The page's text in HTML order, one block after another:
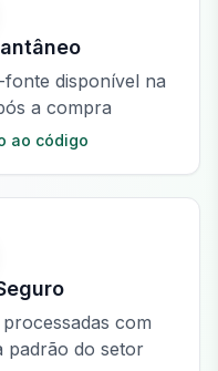
fonte disponível na
a compra
ao código
com
padrão do setor